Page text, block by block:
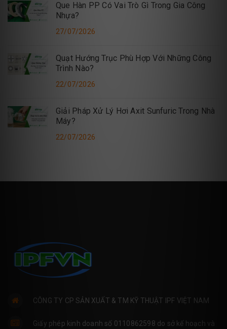
Que Hàn PP Có Vai Trò Gì Trong Gia Công
Nhựa?
27/07/2026
Quạt Hướng Trục Phù Hợp Với Những Công
Trình Nào?
22/07/2026
Giải Pháp Xử Lý Hơi Axit Sunfuric Trong Nhà
Máy?
22/07/2026
CÔNG TY CP SẢN XUẤT & TM KỸ THUẬT IPF VIỆT NAM
Giấy phép kinh doanh số 0110862598 do sở kế hoạch và